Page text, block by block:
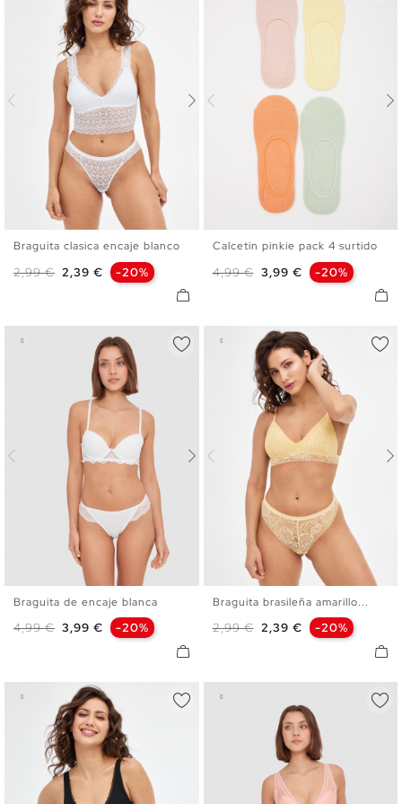
L
Braguita clasica encaje blanco
Precio base
2,99 € Precio
2,39 € -20%
U
Calcetin pinkie pack 4 surtido
Precio base
4,99 € Precio
3,99 € -20%
Braguita de encaje blanca
Precio base
4,99 € Precio
3,99 € -20%
Braguita brasileña amarillo...
Precio base
2,99 € Precio
2,39 € -20%